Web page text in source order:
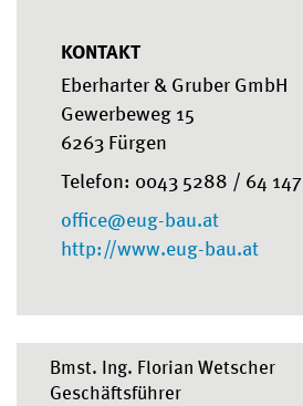
KONTAKT
Eberharter & Gruber GmbH
Gewerbeweg 15
6263 Fürgen
Telefon: 0043 5288 / 64 147
office@eug-bau.at
http://www.eug-bau.at
Bmst. Ing. Florian Wetscher
Geschäftsführer